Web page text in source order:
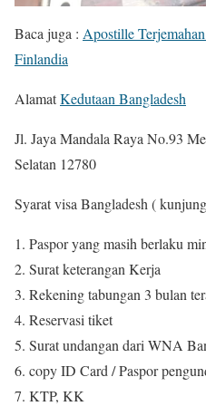
Baca juga : Apostille
Finlandia
AlamatKedutaan Bangladesh
Jl. Jaya Mandala Raya No.93
Selatan 12780
Syarat visa Bangladesh (
Paspor yang masih berlaku
Surat keterangan Kerja
Rekening tabungan 3 bulan
Reservasi tiket
Surat undangan dari WNA
copy ID Card / Paspor
KTP, KK